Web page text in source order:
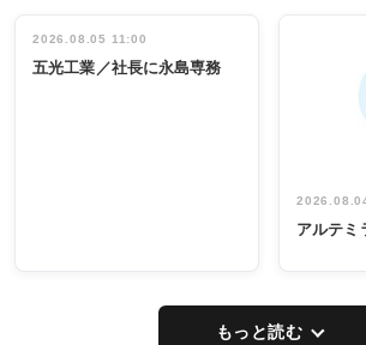
インタビュ
ー／社内ア
祝う 業界関
係者ら220人
出席
2026.08.05 11:00
五光工業／社長に永島専務
アルテミ
もっと読む